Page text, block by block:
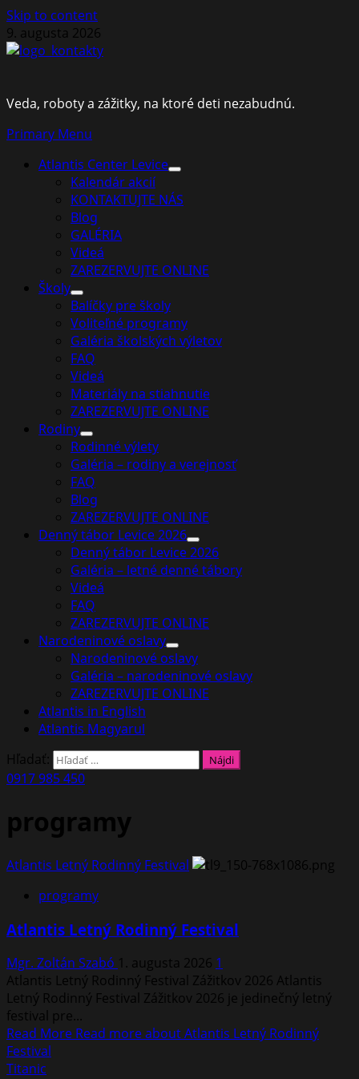
Skip to content
9. augusta 2026
Veda, roboty a zážitky, na ktoré deti nezabudnú.
Primary Menu
Atlantis Center Levice
Kalendár akcií
KONTAKTUJTE NÁS
Blog
GALÉRIA
Videá
ZAREZERVUJTE ONLINE
Školy
Balíčky pre školy
Voliteľné programy
Galéria školských výletov
FAQ
Videá
Materiály na stiahnutie
ZAREZERVUJTE ONLINE
Rodiny
Rodinné výlety
Galéria – rodiny a verejnosť
FAQ
Blog
ZAREZERVUJTE ONLINE
Denný tábor Levice 2026
Denný tábor Levice 2026
Galéria – letné denné tábory
Videá
FAQ
ZAREZERVUJTE ONLINE
Narodeninové oslavy
Narodeninové oslavy
Galéria – narodeninové oslavy
ZAREZERVUJTE ONLINE
Atlantis in English
Atlantis Magyarul
Hľadať:
0917 985 450
programy
Atlantis Letný Rodinný Festival
programy
Atlantis Letný Rodinný Festival
Mgr. Zoltán Szabó 1. augusta 2026 1
Atlantis Letný Rodinný Festival Zážitkov 2026 Atlantis
Letný Rodinný Festival Zážitkov 2026 je jedinečný letný
festival pre...
Read More Read more about Atlantis Letný Rodinný
Festival
Titanic